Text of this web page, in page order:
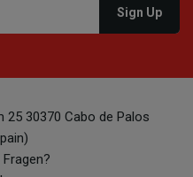
25 30370 Cabo de Palos
Fragen?